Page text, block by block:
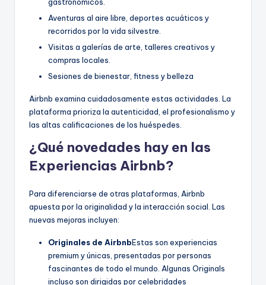
Aventuras al aire libre, deportes acuáticos y
recorridos por la vida silvestre.
Visitas a galerías de arte, talleres creativos y
compras locales.
Sesiones de bienestar, fitness y belleza
Airbnb examina cuidadosamente estas actividades. La
plataforma prioriza la autenticidad, el profesionalismo y
las altas calificaciones de los huéspedes.
¿Qué novedades hay en las
Experiencias Airbnb?
Para diferenciarse de otras plataformas, Airbnb
apuesta por la originalidad y la interacción social. Las
nuevas mejoras incluyen:
Originales de AirbnbEstas son experiencias
premium y únicas, presentadas por personas
fascinantes de todo el mundo. Algunas Originals
incluso son dirigidas por celebridades